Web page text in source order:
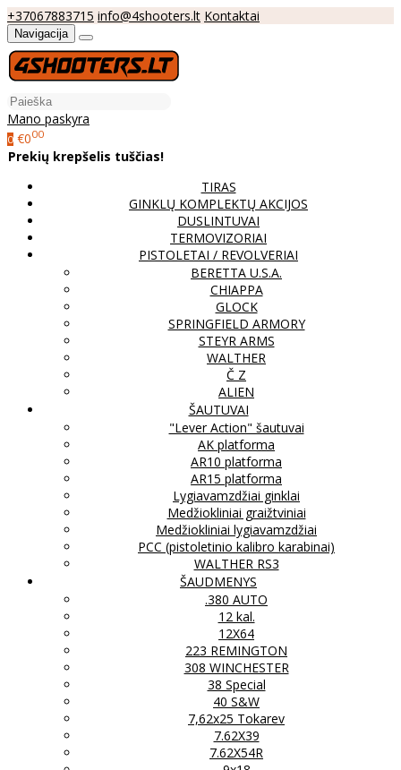
+37067883715 info@4shooters.lt Kontaktai
Navigacija
Mano paskyra
0 €000
Prekių krepšelis tuščias!
TIRAS
GINKLŲ KOMPLEKTŲ AKCIJOS
DUSLINTUVAI
TERMOVIZORIAI
PISTOLETAI / REVOLVERIAI
BERETTA U.S.A.
CHIAPPA
GLOCK
SPRINGFIELD ARMORY
STEYR ARMS
WALTHER
Č Z
ALIEN
ŠAUTUVAI
"Lever Action" šautuvai
AK platforma
AR10 platforma
AR15 platforma
Lygiavamzdžiai ginklai
Medžiokliniai graižtviniai
Medžiokliniai lygiavamzdžiai
PCC (pistoletinio kalibro karabinai)
WALTHER RS3
ŠAUDMENYS
.380 AUTO
12 kal.
12X64
223 REMINGTON
308 WINCHESTER
38 Special
40 S&W
7,62x25 Tokarev
7.62X39
7.62X54R